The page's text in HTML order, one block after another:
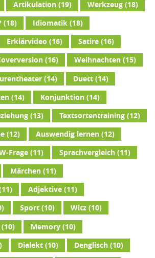
Artikulation(19) Werkzeug(18)
(18) Idiomatik(18)
Erklärvideo (16) Satire(16)
(16) Weihnachten(15)
(14) Duett(14)
(14) Konjunktion(14)
(13) Textsortentraining(12)
(12) Auswendig lernen(12)
Frage(11) Sprachvergleich(11)
Märchen(11)
Adjektive(11)
Sport(10) Witz(10)
Memory(10)
Dialekt(10) Denglisch(10)